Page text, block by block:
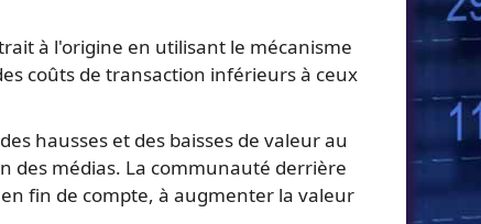
à l'origine en utilisant le mécanisme
coûts de transaction inférieurs à ceux
hausses et des baisses de valeur au
des médias. La communauté derrière
fin de compte, à augmenter la valeur